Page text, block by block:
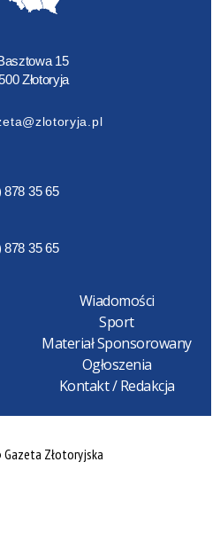
15
Złotoryja
878 35 65
878 35 65
Wiadomości
Sport
Materiał Sponsorowany
Ogłoszenia
Kontakt / Redakcja
Złotoryjska